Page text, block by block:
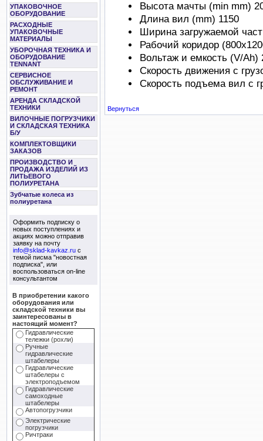
УПАКОВОЧНОЕ
ОБОРУДОВАНИЕ
РАСХОДНЫЕ
УПАКОВОЧНЫЕ
МАТЕРИАЛЫ
УБОРОЧНАЯ ТЕХНИКА И
ОБОРУДОВАНИЕ
TENNANT
СЕРВИСНОЕ
ОБСЛУЖИВАНИЕ И
РЕМОНТ
АРЕНДА СКЛАДСКОЙ
ТЕХНИКИ
ВИЛОЧНЫЕ ПОГРУЗЧИКИ
И СКЛАДСКАЯ ТЕХНИКА
Б/У
КОМПЛЕКТОВЩИКИ
ЗАКАЗОВ
ПРОИЗВОДСТВО И
ПРОДАЖА ИЗДЕЛИЙ ИЗ
ЛИТЬЕВОГО
ПОЛИУРЕТАНА
Зубчатые колеса из
полиуретана
Оформить подписку о
новых поступлениях и
акциях можно отправив
заявку на почту
info@sklad-kavkaz.ruс
темой писма "новостная
подписка", или
воспользоваться on-line
консультантом
В приобретении какого
оборудования или
складской техники вы
заинтересованы в
настоящий момент?
Гидравлические
тележки (рохли)
Ручные
гидравлические
штабелеры
Гидравлические
штабелеры с
электроподъемом
Гидравлические
самоходные
штабелеры
Автопогрузчики
Электрические
погрузчики
Ричтраки
Высота мачты (min mm)
Длина вил (mm) 1150
Ширина загружаемой
Рабочий коридор
Вольтаж и емкость (V/Ah)
Скорость движения с
Скорость подъема вил с
Вернуться